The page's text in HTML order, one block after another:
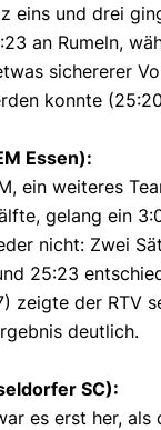
eins und drei
an Rumeln,
sichererer
konnte
Essen):
ein weiteres
gelang ein
nicht: Zwei
25:23
zeigte der RTV
deutlich.
SC):
es erst her, als